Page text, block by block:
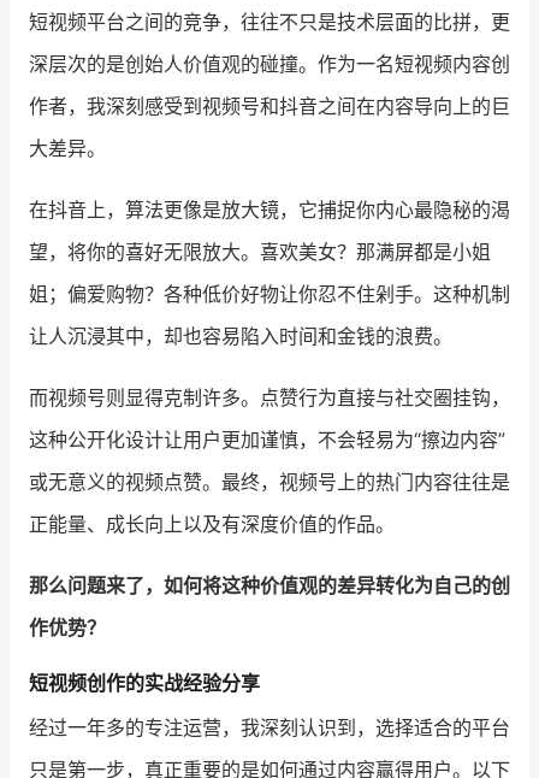
行业洞察
品牌消费观 行业报告
新零售资讯
培训课程
增长俱乐部
增长俱乐部 有赞商盟
商家社区 社群交流
认证服务商
短视频平台之间的竞争，往往不只是技术层面的比拼，更
深层次的是创始人价值观的碰撞。作为一名短视频内容创
作者，我深刻感受到视频号和抖音之间在内容导向上的巨
大差异。
在抖音上，算法更像是放大镜，它捕捉你内心最隐秘的渴
望，将你的喜好无限放大。喜欢美女？那满屏都是小姐
姐；偏爱购物？各种低价好物让你忍不住剁手。这种机制
让人沉浸其中，却也容易陷入时间和金钱的浪费。
而视频号则显得克制许多。点赞行为直接与社交圈挂钩，
这种公开化设计让用户更加谨慎，不会轻易为“擦边内容”
或无意义的视频点赞。最终，视频号上的热门内容往往是
正能量、成长向上以及有深度价值的作品。
那么问题来了，如何将这种价值观的差异转化为自己的创
作优势？
短视频创作的实战经验分享
经过一年多的专注运营，我深刻认识到，选择适合的平台
只是第一步，真正重要的是如何通过内容赢得用户。以下